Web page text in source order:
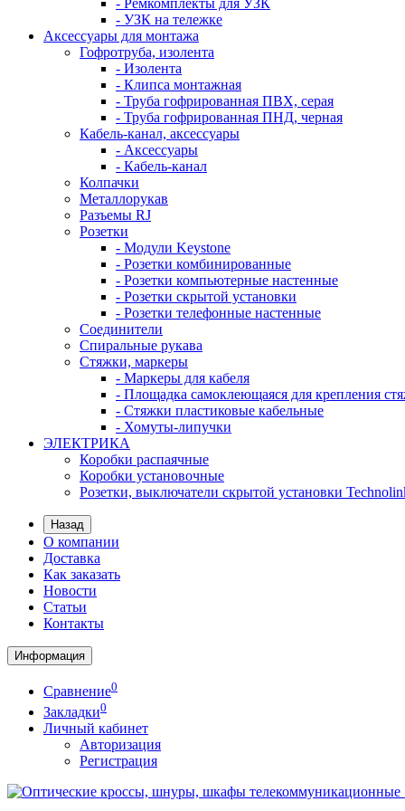
- Ремкомплекты для УЗК
- УЗК на тележке
Аксессуары для монтажа
Гофротруба, изолента
- Изолента
- Клипса монтажная
- Труба гофрированная ПВХ, серая
- Труба гофрированная ПНД, черная
Кабель-канал, аксессуары
- Аксессуары
- Кабель-канал
Колпачки
Металлорукав
Разъемы RJ
Розетки
- Модули Keystone
- Розетки комбинированные
- Розетки компьютерные настенные
- Розетки скрытой установки
- Розетки телефонные настенные
Соединители
Спиральные рукава
Стяжки, маркеры
- Маркеры для кабеля
- Площадка самоклеющаяся для крепления
- Стяжки пластиковые кабельные
- Хомуты-липучки
ЭЛЕКТРИКА
Коробки распаячные
Коробки установочные
Розетки, выключатели скрытой установки
Назад
О компании
Доставка
Как заказать
Новости
Статьи
Контакты
Информация
Сравнение0
Закладки0
Личный кабинет
Авторизация
Регистрация